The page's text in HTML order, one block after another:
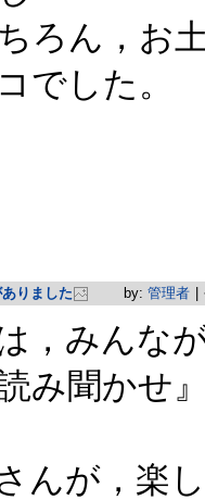
ろん，お
でした。
りました by: 管理者
，みんな
み聞かせ
んが，楽